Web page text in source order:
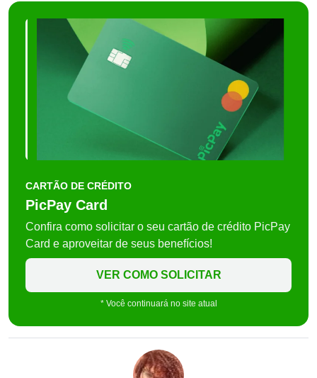
CARTÃO DE CRÉDITO
PicPay Card
Confira como solicitar o seu cartão de crédito PicPay
Card e aproveitar de seus benefícios!
VER COMO SOLICITAR
* Você continuará no site atual